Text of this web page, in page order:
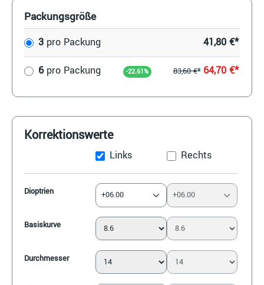
Packungsgröße
3 pro Packung
41,80 €*
6 pro Packung -22.61% 83,60 €* 64,70 €*
Korrektionswerte
Dioptrien
Basiskurve
Durchmesser
Links
+06.00
Rechts
+06.00